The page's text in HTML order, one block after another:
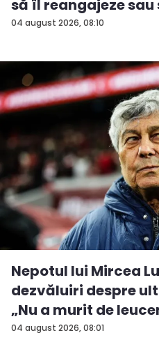
04 august 2026, 08:10
să îl reangajeze
04 august 2026, 08:01
Nepotul lui Mircea
dezvăluiri despre
„Nu a murit de